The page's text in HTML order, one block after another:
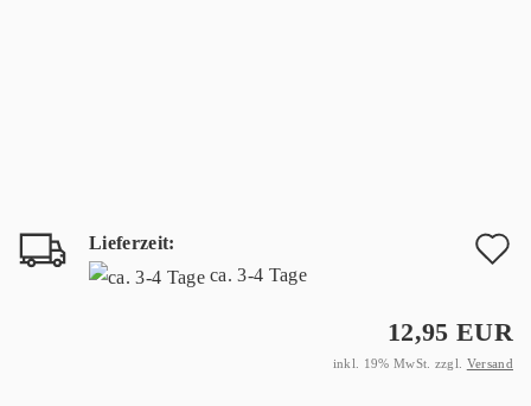
Lieferzeit:
ca. 3-4 Tage
12,95 EUR
inkl. 19% MwSt. zzgl. Versand